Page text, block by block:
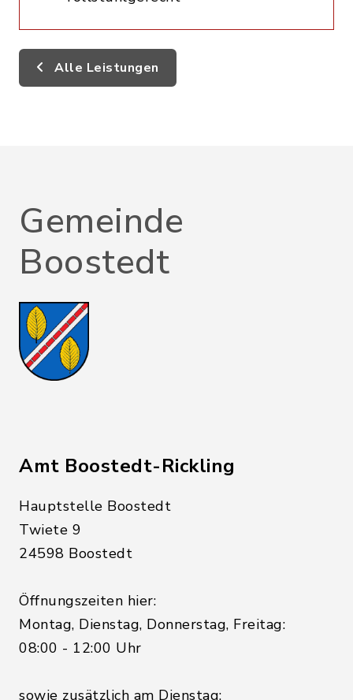
Alle Leistungen
Gemeinde
Boostedt
Amt Boostedt-Rickling
Hauptstelle Boostedt
Twiete 9
24598 Boostedt
Öffnungszeiten hier:
Montag, Dienstag, Donnerstag, Freitag:
08:00 - 12:00 Uhr
sowie zusätzlich am Dienstag: